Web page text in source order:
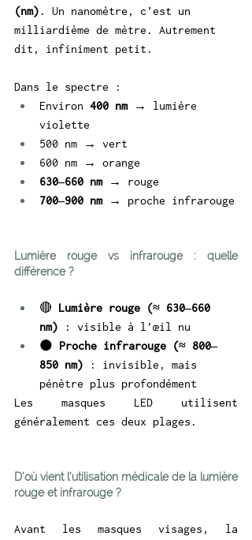
(nm) . Un nanomètre, c’est un
milliardième de mètre. Autrement
dit, infiniment petit.
Dans le spectre :
Environ 400 nm → lumière
violette
500 nm → vert
600 nm → orange
630–660 nm → rouge
700–900 nm → proche infrarouge
Lumière rouge vs infrarouge : quelle
différence ?
🔴 Lumière rouge (≈ 630–660
nm) : visible à l’œil nu
🌑 Proche infrarouge (≈ 800–
850 nm) : invisible, mais
pénètre plus profondément
Les masques LED utilisent
généralement ces deux plages.
D’où vient l’utilisation médicale de la lumière
rouge et infrarouge ?
Avant les masques visages, la